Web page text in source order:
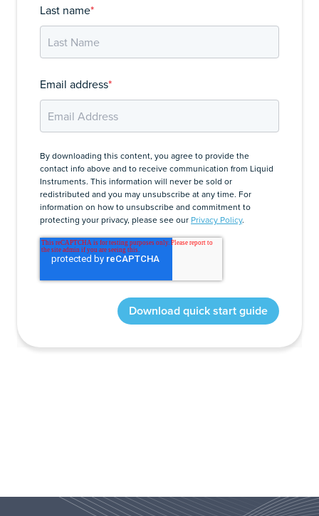
Last name*
Email address*
By downloading this content, you agree to provide the
contact info above and to receive communication from Liquid
Instruments. This information will never be sold or
redistributed and you may unsubscribe at any time. For
information on how to unsubscribe and commitment to
protecting your privacy, please see our Privacy Policy.